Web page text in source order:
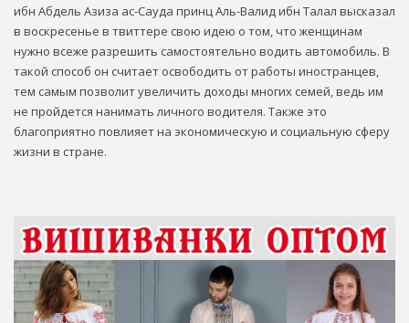
ибн Абдель Азиза ас-Сауда принц Аль-Валид ибн Талал высказал
в воскресенье в твиттере свою идею о том, что женщинам
нужно всеже разрешить самостоятельно водить автомобиль. В
такой способ он считает освободить от работы иностранцев,
тем самым позволит увеличить доходы многих семей, ведь им
не пройдется нанимать личного водителя. Также это
благоприятно повлияет на экономическую и социальную сферу
жизни в стране.